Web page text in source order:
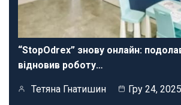
“StopOdrex” знову онлайн:
відновив роботу…
Тетяна Гнатишин Гру 24, 2025